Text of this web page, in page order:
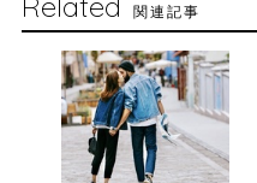
関連記事